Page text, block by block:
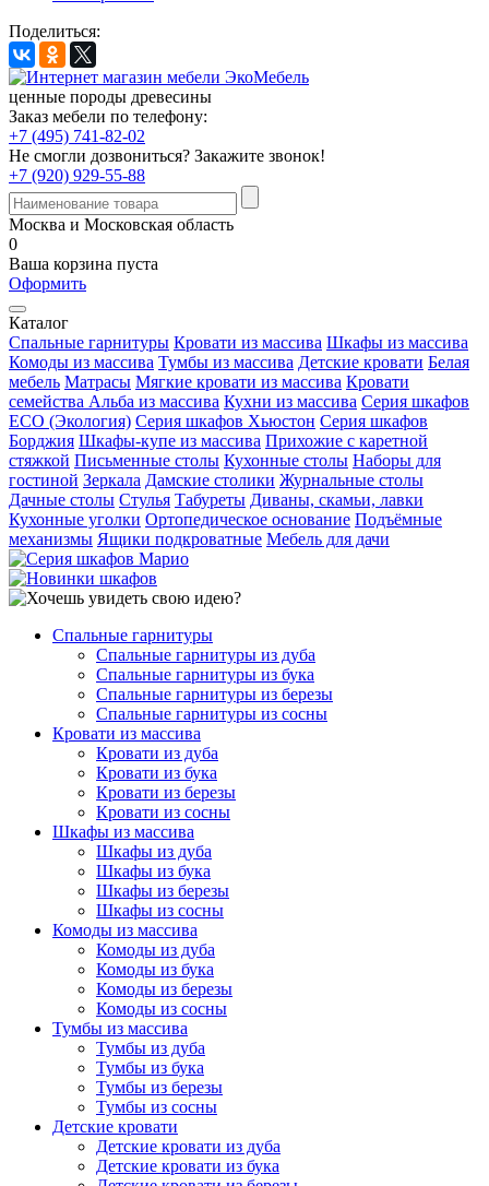
Поделиться:
ценные породы древесины
Заказ мебели по телефону:
+7 (495) 741-82-02
Не смогли дозвониться? Закажите звонок!
+7 (920) 929-55-88
Москва и Московская область
0
Ваша корзина пуста
Оформить
Каталог
Спальные гарнитуры Кровати из массива Шкафы из массива
Комоды из массива Тумбы из массива Детские кровати Белая
мебель Матрасы Мягкие кровати из массива Кровати
семейства Альба из массива Кухни из массива Серия шкафов
ECO (Экология) Серия шкафов Хьюстон Серия шкафов
Борджия Шкафы-купе из массива Прихожие с каретной
стяжкой Письменные столы Кухонные столы Наборы для
гостиной Зеркала Дамские столики Журнальные столы
Дачные столы Стулья Табуреты Диваны, скамьи, лавки
Кухонные уголки Ортопедическое основание Подъёмные
механизмы Ящики подкроватные Мебель для дачи
Спальные гарнитуры
Спальные гарнитуры из дуба
Спальные гарнитуры из бука
Спальные гарнитуры из березы
Спальные гарнитуры из сосны
Кровати из массива
Кровати из дуба
Кровати из бука
Кровати из березы
Кровати из сосны
Шкафы из массива
Шкафы из дуба
Шкафы из бука
Шкафы из березы
Шкафы из сосны
Комоды из массива
Комоды из дуба
Комоды из бука
Комоды из березы
Комоды из сосны
Тумбы из массива
Тумбы из дуба
Тумбы из бука
Тумбы из березы
Тумбы из сосны
Детские кровати
Детские кровати из дуба
Детские кровати из бука